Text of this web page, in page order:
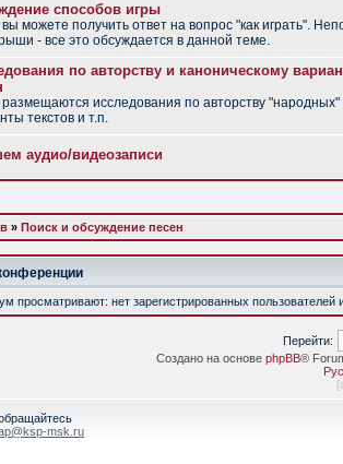
способов игры
можете получить ответ на вопрос "как играть".
- все это обсуждается в данной теме.
по авторству и каноническому
размещаются исследования по авторству "народных"
текстов и т.п.
аудио/видеозаписи
» Поиск и обсуждение песен
просматривают: нет зарегистрированных пользователей
Перейти:
Создано на основе phpBB®
[
msk.ru